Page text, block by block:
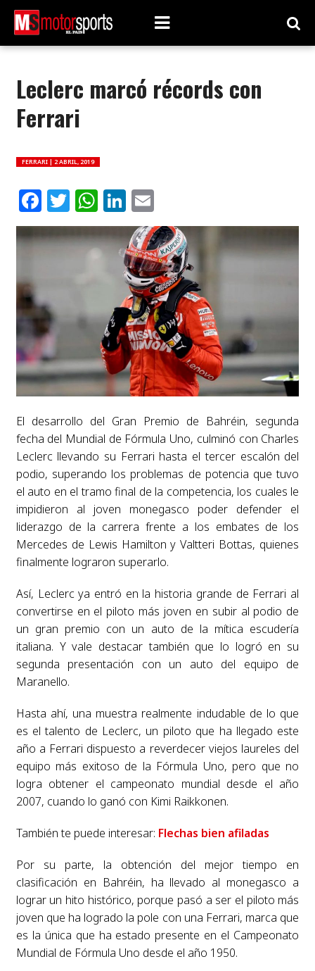
Leclerc marcó récords con
Ferrari
FERRARI | 2 ABRIL, 2019
Facebook
Twitter
WhatsApp
LinkedIn
Email
El desarrollo del Gran Premio de Bahréin, segunda
fecha del Mundial de Fórmula Uno, culminó con Charles
Leclerc llevando su Ferrari hasta el tercer escalón del
podio, superando los problemas de potencia que tuvo
el auto en el tramo final de la competencia, los cuales le
impidieron al joven monegasco poder defender el
liderazgo de la carrera frente a los embates de los
Mercedes de Lewis Hamilton y Valtteri Bottas, quienes
finalmente lograron superarlo.
Así, Leclerc ya entró en la historia grande de Ferrari al
convertirse en el piloto más joven en subir al podio de
un gran premio con un auto de la mítica escudería
italiana. Y vale destacar también que lo logró en su
segunda presentación con un auto del equipo de
Maranello.
Hasta ahí, una muestra realmente indudable de lo que
es el talento de Leclerc, un piloto que ha llegado este
año a Ferrari dispuesto a reverdecer viejos laureles del
equipo más exitoso de la Fórmula Uno, pero que no
logra obtener el campeonato mundial desde el año
2007, cuando lo ganó con Kimi Raikkonen.
También te puede interesar: Flechas bien afiladas
Por su parte, la obtención del mejor tiempo en
clasificación en Bahréin, ha llevado al monegasco a
lograr un hito histórico, porque pasó a ser el piloto más
joven que ha logrado la pole con una Ferrari, marca que
es la única que ha estado presente en el Campeonato
Mundial de Fórmula Uno desde el año 1950.